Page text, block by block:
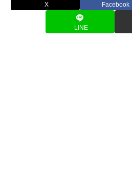
X Facebook
LINE